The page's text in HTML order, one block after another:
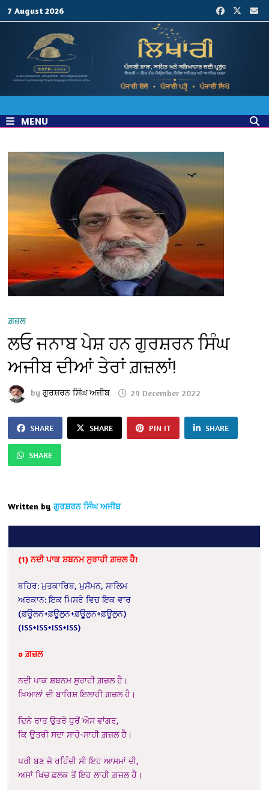
7 August 2026
MENU
ਗ਼ਜ਼ਲ
ਲਓ ਜਨਾਬ ਪੇਸ਼ ਹਨ ਗੁਰਸ਼ਰਨ ਸਿੰਘ
ਅਜੀਬ ਦੀਆਂ ਤੇਰਾਂ ਗ਼ਜ਼ਲਾਂ!
byਗੁਰਸ਼ਰਨ ਸਿੰਘ ਅਜੀਬ 29 December 2022
SHARE SHARE PIN IT SHARE
SHARE
Written by ਗੁਰਸ਼ਰਨ ਸਿੰਘ ਅਜੀਬ
(1) ਨਦੀ ਪਾਕ ਸ਼ਬਨਮ ਸੁਰਾਹੀ ਗ਼ਜ਼ਲ ਹੈ!
ਬਹਿਰ: ਮੁਤਕਾਰਿਬ, ਮੁਸੱਮਨ, ਸਾਲਿਮ
ਅਰਕਾਨ: ਇਕ ਮਿਸਰੇ ਵਿਚ ਇਕ ਵਾਰ
(ਫ਼ਊਲਨ+ਫ਼ਊੁਲੁਨ+ਫ਼ਊੁਲੁਨ+ਫ਼ਊਲੁਨ)
(ISS+ISS+ISS+ISS)
o ਗ਼ਜ਼ਲ
ਨਦੀ ਪਾਕ ਸ਼ਬਨਮ ਸੁਰਾਹੀ ਗ਼ਜ਼ਲ ਹੈ।
ਖ਼ਿਆਲਾਂ ਦੀ ਬਾਰਿਸ਼ ਇਲਾਹੀ ਗ਼ਜ਼ਲ ਹੈ।
ਦਿਨੇ ਰਾਤ ਉਤਰੇ ਧੁਰੋਂ ਔਸ ਵਾਂਗਰ,
ਕਿ ਉਤਰੀ ਸਦਾ ਸਾਹੋ-ਸਾਹੀ ਗ਼ਜ਼ਲ ਹੈ।
ਪਰੀ ਬਣ ਜੋ ਰਹਿੰਦੀ ਸੀ ਇਹ ਆਸਮਾਂ ਦੀ,
ਅਸਾਂ ਖਿਚ ਫ਼ਲਕ ਤੋਂ ਇਹ ਲਾਹੀ ਗ਼ਜ਼ਲ ਹੈ।